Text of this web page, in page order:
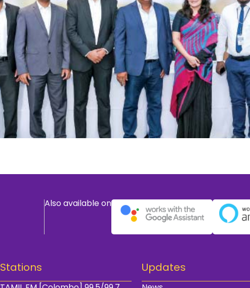
Also available on
Stations Updates